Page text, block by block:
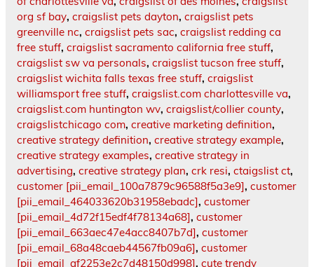
org sf bay, craigslist pets dayton, craigslist pets
greenville nc, craigslist pets sac, craigslist redding ca
free stuff, craigslist sacramento california free stuff,
craigslist sw va personals, craigslist tucson free stuff,
craigslist wichita falls texas free stuff, craigslist
williamsport free stuff, craigslist.com charlottesville va,
craigslist.com huntington wv, craigslist/collier county,
craigslistchicago com, creative marketing definition,
creative strategy definition, creative strategy example,
creative strategy examples, creative strategy in
advertising, creative strategy plan, crk resi, ctaigslist ct,
customer [pii_email_100a7879c96588f5a3e9], customer
[pii_email_464033620b31958ebadc], customer
[pii_email_4d72f15edf4f78134a68], customer
[pii_email_663aec47e4acc8407b7d], customer
[pii_email_68a48caeb44567fb09a6], customer
[pii_email_af2253e2c7d48150d998], cute trendy